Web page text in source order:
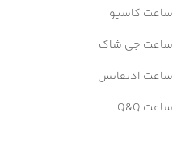
ساعت کاسیو
ساعت جی شاک
ساعت ادیفایس
ساعت Q&Q